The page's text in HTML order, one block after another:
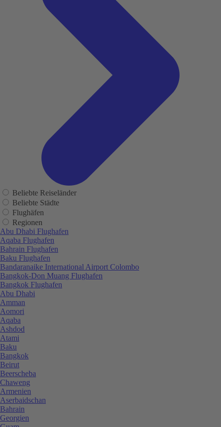
Beliebte Reiseländer
Beliebte Städte
Flughäfen
Regionen
Abu Dhabi Flughafen
Aqaba Flughafen
Bahrain Flughafen
Baku Flughafen
Bandaranaike International Airport Colombo
Bangkok-Don Muang Flughafen
Bangkok Flughafen
Abu Dhabi
Amman
Aomori
Aqaba
Ashdod
Atami
Baku
Bangkok
Beirut
Beerscheba
Chaweng
Armenien
Aserbaidschan
Bahrain
Georgien